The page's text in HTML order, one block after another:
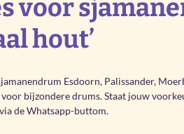
precios:
desde
hasta
€ 51,00
voor
hout’
Esdoorn, Palissander,
voor bijzondere drums. Staat jouw
de Whatsapp-buttom.